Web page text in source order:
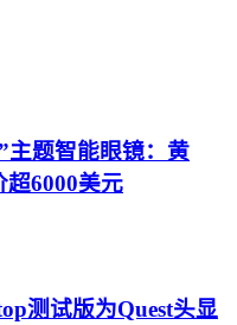
主题智能眼镜：黄
6000美元
测试版为Quest头显